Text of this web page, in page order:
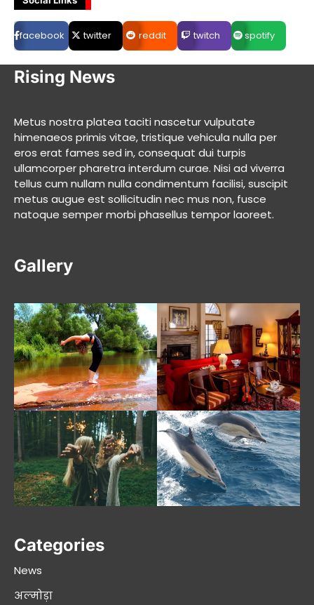
facebook twitter reddit twitch spotify
Rising News
Metus nostra platea taciti nascetur vulputate
himenaeos primis vitae, tristique vehicula nulla per
eros erat fames sed in, consequat dui turpis
ullamcorper pharetra interdum curae. Nisi ad viverra
tellus cum nullam nulla condimentum facilisi, suscipit
metus augue est sollicitudin nec mus non, fusce
natoque semper morbi phasellus tempor laoreet.
Gallery
Categories
News
अल्मोड़ा